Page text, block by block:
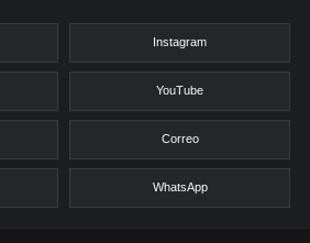
Instagram
YouTube
Correo
WhatsApp